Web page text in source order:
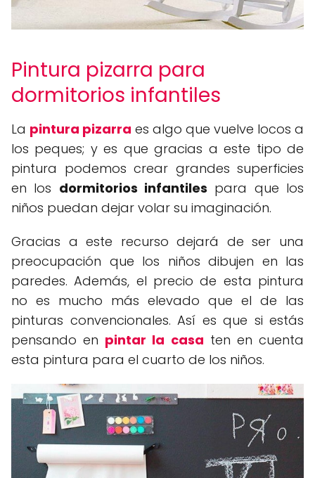
Pintura pizarra para
dormitorios infantiles
La pintura pizarra es algo que vuelve locos a
los peques; y es que gracias a este tipo de
pintura podemos crear grandes superficies
en los dormitorios infantiles para que los
niños puedan dejar volar su imaginación.
Gracias a este recurso dejará de ser una
preocupación que los niños dibujen en las
paredes. Además, el precio de esta pintura
no es mucho más elevado que el de las
pinturas convencionales. Así es que si estás
pensando en pintar la casa ten en cuenta
esta pintura para el cuarto de los niños.